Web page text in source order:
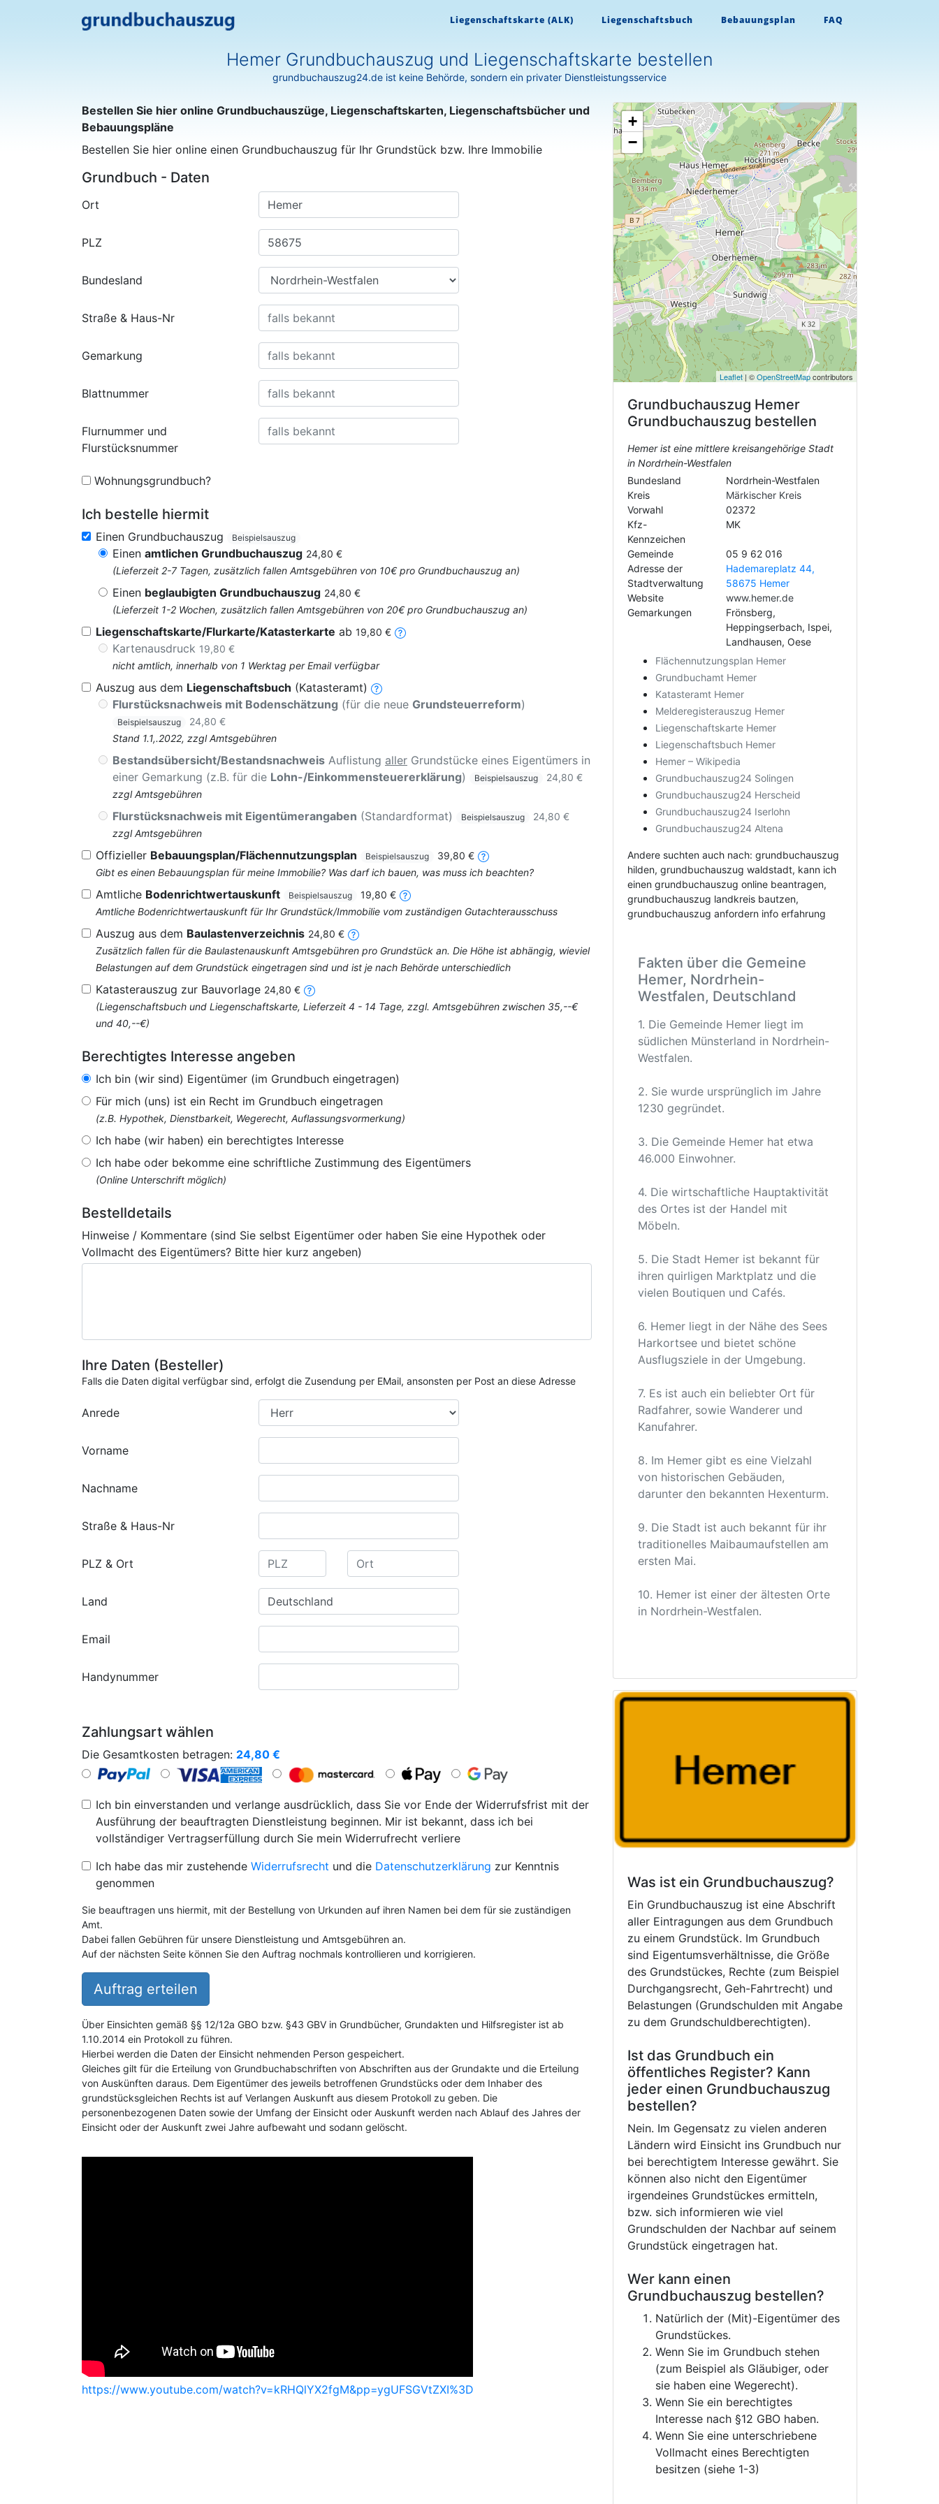
Liegenschaftskarte (ALK) Liegenschaftsbuch Bebauungsplan FAQ
Hemer Grundbuchauszug und Liegenschaftskarte bestellen
grundbuchauszug24.de ist keine Behörde, sondern ein privater Dienstleistungsservice
Bestellen Sie hier online Grundbuchauszüge, Liegenschaftskarten, Liegenschaftsbücher und
Bebauungspläne
Bestellen Sie hier online einen Grundbuchauszug für Ihr Grundstück bzw. Ihre Immobilie
Grundbuch - Daten
Ort
PLZ
Bundesland
Straße & Haus-Nr
Gemarkung
Blattnummer
Flurnummer und
Flurstücksnummer
Wohnungsgrundbuch?
Ich bestelle hiermit
Einen Grundbuchauszug Beispielsauszug
Einen amtlichen Grundbuchauszug 24,80 €
(Lieferzeit 2-7 Tagen, zusätzlich fallen Amtsgebühren von 10€ pro Grundbuchauszug an)
Einen beglaubigten Grundbuchauszug 24,80 €
(Lieferzeit 1-2 Wochen, zusätzlich fallen Amtsgebühren von 20€ pro Grundbuchauszug an)
Liegenschaftskarte/Flurkarte/Katasterkarte ab 19,80 €
Kartenausdruck 19,80 €
nicht amtlich, innerhalb von 1 Werktag per Email verfügbar
Auszug aus dem Liegenschaftsbuch (Katasteramt)
Flurstücksnachweis mit Bodenschätzung (für die neue Grundsteuerreform)
Beispielsauszug
24,80 €
Stand 1.1,.2022, zzgl Amtsgebühren
Bestandsübersicht/Bestandsnachweis Auflistung aller Grundstücke eines Eigentümers in
einer Gemarkung (z.B. für die Lohn-/Einkommensteuererklärung) Beispielsauszug
24,80 €
zzgl Amtsgebühren
Flurstücksnachweis mit Eigentümerangaben (Standardformat) Beispielsauszug
24,80 €
zzgl Amtsgebühren
Offizieller Bebauungsplan/Flächennutzungsplan Beispielsauszug
39,80 €
Gibt es einen Bebauungsplan für meine Immobilie? Was darf ich bauen, was muss ich beachten?
Amtliche Bodenrichtwertauskunft Beispielsauszug
19,80 €
Amtliche Bodenrichtwertauskunft für Ihr Grundstück/Immobilie vom zuständigen Gutachterausschuss
Auszug aus dem Baulastenverzeichnis 24,80 €
Zusätzlich fallen für die Baulastenauskunft Amtsgebühren pro Grundstück an. Die Höhe ist abhängig, wieviel
Belastungen auf dem Grundstück eingetragen sind und ist je nach Behörde unterschiedlich
Katasterauszug zur Bauvorlage 24,80 €
(Liegenschaftsbuch und Liegenschaftskarte, Lieferzeit 4 - 14 Tage, zzgl. Amtsgebühren zwischen 35,--€
und 40,--€)
Berechtigtes Interesse angeben
Ich bin (wir sind) Eigentümer (im Grundbuch eingetragen)
Für mich (uns) ist ein Recht im Grundbuch eingetragen
(z.B. Hypothek, Dienstbarkeit, Wegerecht, Auflassungsvormerkung)
Ich habe (wir haben) ein berechtigtes Interesse
Ich habe oder bekomme eine schriftliche Zustimmung des Eigentümers
(Online Unterschrift möglich)
Bestelldetails
Hinweise / Kommentare (sind Sie selbst Eigentümer oder haben Sie eine Hypothek oder
Vollmacht des Eigentümers? Bitte hier kurz angeben)
Ihre Daten (Besteller)
Falls die Daten digital verfügbar sind, erfolgt die Zusendung per EMail, ansonsten per Post an diese Adresse
Anrede
Vorname
Nachname
Straße & Haus-Nr
PLZ & Ort
Land
Email
Handynummer
Zahlungsart wählen
Die Gesamtkosten betragen: 24,80 €
Ich bin einverstanden und verlange ausdrücklich, dass Sie vor Ende der Widerrufsfrist mit der
Ausführung der beauftragten Dienstleistung beginnen. Mir ist bekannt, dass ich bei
vollständiger Vertragserfüllung durch Sie mein Widerrufrecht verliere
Ich habe das mir zustehende Widerrufsrecht und die Datenschutzerklärung zur Kenntnis
genommen
Sie beauftragen uns hiermit, mit der Bestellung von Urkunden auf ihren Namen bei dem für sie zuständigen
Amt.
Dabei fallen Gebühren für unsere Dienstleistung und Amtsgebühren an.
Auf der nächsten Seite können Sie den Auftrag nochmals kontrollieren und korrigieren.
Auftrag erteilen
Über Einsichten gemäß §§ 12/12a GBO bzw. §43 GBV in Grundbücher, Grundakten und Hilfsregister ist ab
1.10.2014 ein Protokoll zu führen.
Hierbei werden die Daten der Einsicht nehmenden Person gespeichert.
Gleiches gilt für die Erteilung von Grundbuchabschriften von Abschriften aus der Grundakte und die Erteilung
von Auskünften daraus. Dem Eigentümer des jeweils betroffenen Grundstücks oder dem Inhaber des
grundstücksgleichen Rechts ist auf Verlangen Auskunft aus diesem Protokoll zu geben. Die
personenbezogenen Daten sowie der Umfang der Einsicht oder Auskunft werden nach Ablauf des Jahres der
Einsicht oder der Auskunft zwei Jahre aufbewaht und sodann gelöscht.
https://www.youtube.com/watch?v=kRHQlYX2fgM&pp=ygUFSGVtZXI%3D
+
−
Leaflet | ©OpenStreetMapcontributors
Grundbuchauszug Hemer
Grundbuchauszug bestellen
Hemer ist eine mittlere kreisangehörige Stadt
in Nordrhein-Westfalen
Bundesland
Nordrhein-Westfalen
Kreis
Märkischer Kreis
Vorwahl
02372
Kfz-
Kennzeichen
MK
Gemeinde
05 9 62 016
Adresse der
Stadtverwaltung
Hademareplatz 44,
58675 Hemer
Website
www.hemer.de
Gemarkungen
Frönsberg,
Heppingserbach, Ispei,
Landhausen, Oese
Flächennutzungsplan Hemer
Grundbuchamt Hemer
Katasteramt Hemer
Melderegisterauszug Hemer
Liegenschaftskarte Hemer
Liegenschaftsbuch Hemer
Hemer – Wikipedia
Grundbuchauszug24 Solingen
Grundbuchauszug24 Herscheid
Grundbuchauszug24 Iserlohn
Grundbuchauszug24 Altena
Andere suchten auch nach: grundbuchauszug
hilden, grundbuchauszug waldstadt, kann ich
einen grundbuchauszug online beantragen,
grundbuchauszug landkreis bautzen,
grundbuchauszug anfordern info erfahrung
Fakten über die Gemeine
Hemer, Nordrhein-
Westfalen, Deutschland
1. Die Gemeinde Hemer liegt im
südlichen Münsterland in Nordrhein-
Westfalen.
2. Sie wurde ursprünglich im Jahre
1230 gegründet.
3. Die Gemeinde Hemer hat etwa
46.000 Einwohner.
4. Die wirtschaftliche Hauptaktivität
des Ortes ist der Handel mit
Möbeln.
5. Die Stadt Hemer ist bekannt für
ihren quirligen Marktplatz und die
vielen Boutiquen und Cafés.
6. Hemer liegt in der Nähe des Sees
Harkortsee und bietet schöne
Ausflugsziele in der Umgebung.
7. Es ist auch ein beliebter Ort für
Radfahrer, sowie Wanderer und
Kanufahrer.
8. Im Hemer gibt es eine Vielzahl
von historischen Gebäuden,
darunter den bekannten Hexenturm.
9. Die Stadt ist auch bekannt für ihr
traditionelles Maibaumaufstellen am
ersten Mai.
10. Hemer ist einer der ältesten Orte
in Nordrhein-Westfalen.
Was ist ein Grundbuchauszug?
Ein Grundbuchauszug ist eine Abschrift
aller Eintragungen aus dem Grundbuch
zu einem Grundstück. Im Grundbuch
sind Eigentumsverhältnisse, die Größe
des Grundstückes, Rechte (zum Beispiel
Durchgangsrecht, Geh-Fahrtrecht) und
Belastungen (Grundschulden mit Angabe
zu dem Grundschuldberechtigten).
Ist das Grundbuch ein
öffentliches Register? Kann
jeder einen Grundbuchauszug
bestellen?
Nein. Im Gegensatz zu vielen anderen
Ländern wird Einsicht ins Grundbuch nur
bei berechtigtem Interesse gewährt. Sie
können also nicht den Eigentümer
irgendeines Grundstückes ermitteln,
bzw. sich informieren wie viel
Grundschulden der Nachbar auf seinem
Grundstück eingetragen hat.
Wer kann einen
Grundbuchauszug bestellen?
Natürlich der (Mit)-Eigentümer des
Grundstückes.
Wenn Sie im Grundbuch stehen
(zum Beispiel als Gläubiger, oder
sie haben eine Wegerecht).
Wenn Sie ein berechtigtes
Interesse nach §12 GBO haben.
Wenn Sie eine unterschriebene
Vollmacht eines Berechtigten
besitzen (siehe 1-3)